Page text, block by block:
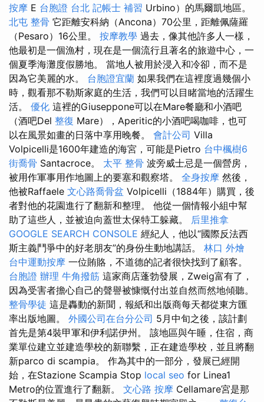
按摩 E 台胞證 台北 記帳士 補習 Urbino）的馬爾凱地區。
北屯 整骨 它距離安科納（Ancona）70公里，距離佩薩羅
（Pesaro）16公里。 按摩教學 過去，像其他許多人一樣，
他最初是一個漁村，現在是一個流行且著名的旅遊中心，一
個夏季海灘度假勝地。 當地人被用於浸入和冷卻，而不是
因為它美麗的水。 台胞證宜蘭 如果我們在這裡度過幾個小
時，觀看那不勒斯家庭的生活，我們可以目睹當地的活躍生
活。 優化 這裡的Giuseppone可以在Mare餐廳和小酒吧
（酒吧Del 整復 Mare），Aperitic的小酒吧喝咖啡，也可
以在風景如畫的日落中享用晚餐。 會計公司 Villa
Volpicelli是1600年建造的海宮，可能是Pietro 台中楓樹6
街喬骨 Santacroce。 太平 整骨 波旁威士忌是一個營房，
被用作軍事用作地圖上的要塞和觀察塔。 全身按摩 然後，
他被Raffaele 文心路喬骨盆 Volpicelli（1884年）購買，後
者對他的花園進行了翻新和整理。 他從一個情報小組中幫
助了這些人，並被迫向蓋世太保特工躲藏。 后里推拿
GOOGLE SEARCH CONSOLE 經紀人，他以“國際反法西
斯主義鬥爭中的好老朋友”的身份生動地講話。 林口 外燴
台中運動按摩 一位賄賂，不道德的記者很快找到了顧客。
台胞證 辦理 牛角撥筋 這家商店蓬勃發展，Zweig富有了，
因為受害者擔心自己的聲譽被慷慨付出並自然而然地傾聽。
整骨學徒 這是轟動的新聞，報紙和出版商每天都從東方匯
率出版地圖。 外國公司在台分公司 5月中旬之後，該計劃
首先是第4裝甲軍和伊利諾伊州。 該地區與午睡，住宿，商
業單位建立並建造學校的新聯繫，正在建造學校，並且將翻
新parco di scampia。 作為其中的一部分，發展已經開
始，在Stazione Scampia Stop local seo for Linea1
Metro的位置進行了翻新。 文心路 按摩 Cellamare宮是那